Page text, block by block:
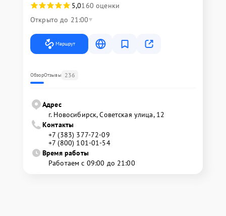
5,0160 оценки
Открыто до 21:00
Маршрут
ОбзорОтзывы 236
Адрес
г. Новосибирск, Советская улица, 12
Контакты
+7 (383) 377-72-09
+7 (800) 101-01-54
Время работы
Работаем с 09:00 до 21:00